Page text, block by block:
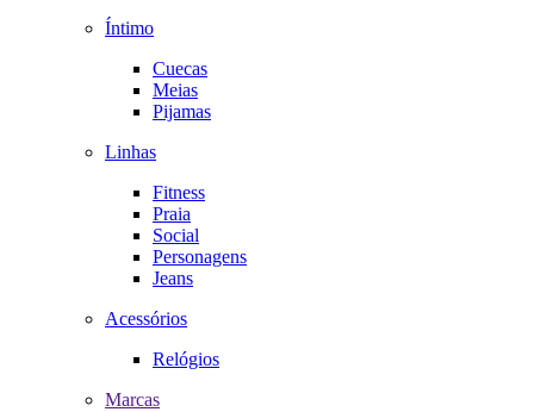
Íntimo
Cuecas
Meias
Pijamas
Linhas
Fitness
Praia
Social
Personagens
Jeans
Acessórios
Relógios
Marcas